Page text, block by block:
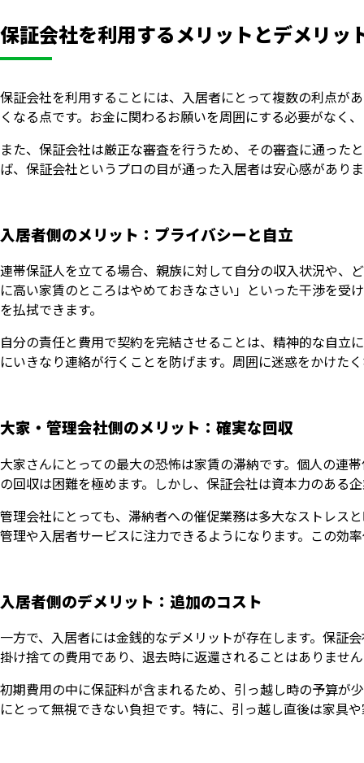
保証会社を利用するメリットとデメリッ
保証会社を利用することには、入居者にとって複数の利点が
くなる点です。お金に関わるお願いを周囲にする必要がなく
また、保証会社は厳正な審査を行うため、その審査に通った
ば、保証会社というプロの目が通った入居者は安心感があり
入居者側のメリット：プライバシーと自立
連帯保証人を立てる場合、親族に対して自分の収入状況や、
に高い家賃のところはやめておきなさい」といった干渉を受
を払拭できます。
自分の責任と費用で契約を完結させることは、精神的な自立
にいきなり連絡が行くことを防げます。周囲に迷惑をかけた
大家・管理会社側のメリット：確実な回収
大家さんにとっての最大の恐怖は家賃の滞納です。個人の連
の回収は困難を極めます。しかし、保証会社は資本力のある
管理会社にとっても、滞納者への催促業務は多大なストレス
管理や入居者サービスに注力できるようになります。この効
入居者側のデメリット：追加のコスト
一方で、入居者には金銭的なデメリットが存在します。保証
掛け捨ての費用であり、退去時に返還されることはありませ
初期費用の中に保証料が含まれるため、引っ越し時の予算が
にとって無視できない負担です。特に、引っ越し直後は家具